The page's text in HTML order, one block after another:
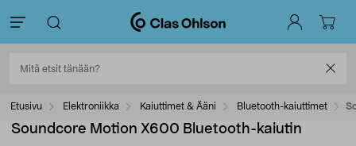
Etusivu Elektroniikka Kaiuttimet & Ääni Bluetooth-kaiuttimet
Soundcore Motion X600 Bluetooth-kaiutin